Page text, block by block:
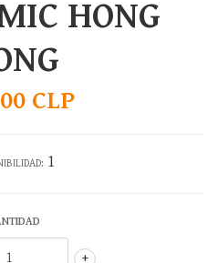
HONG
CLP
1
+